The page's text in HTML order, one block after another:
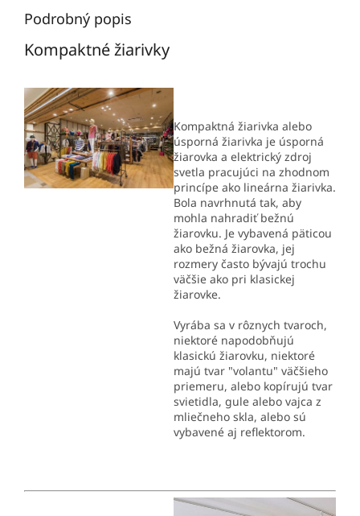
Podrobný popis
Kompaktné žiarivky
Kompaktná žiarivka alebo
úsporná žiarivka je úsporná
žiarovka a elektrický zdroj
svetla pracujúci na zhodnom
princípe ako lineárna žiarivka.
Bola navrhnutá tak, aby
mohla nahradiť bežnú
žiarovku. Je vybavená päticou
ako bežná žiarovka, jej
rozmery často bývajú trochu
väčšie ako pri klasickej
žiarovke.
Vyrába sa v rôznych tvaroch,
niektoré napodobňujú
klasickú žiarovku, niektoré
majú tvar "volantu" väčšieho
priemeru, alebo kopírujú tvar
svietidla, gule alebo vajca z
mliečneho skla, alebo sú
vybavené aj reflektorom.